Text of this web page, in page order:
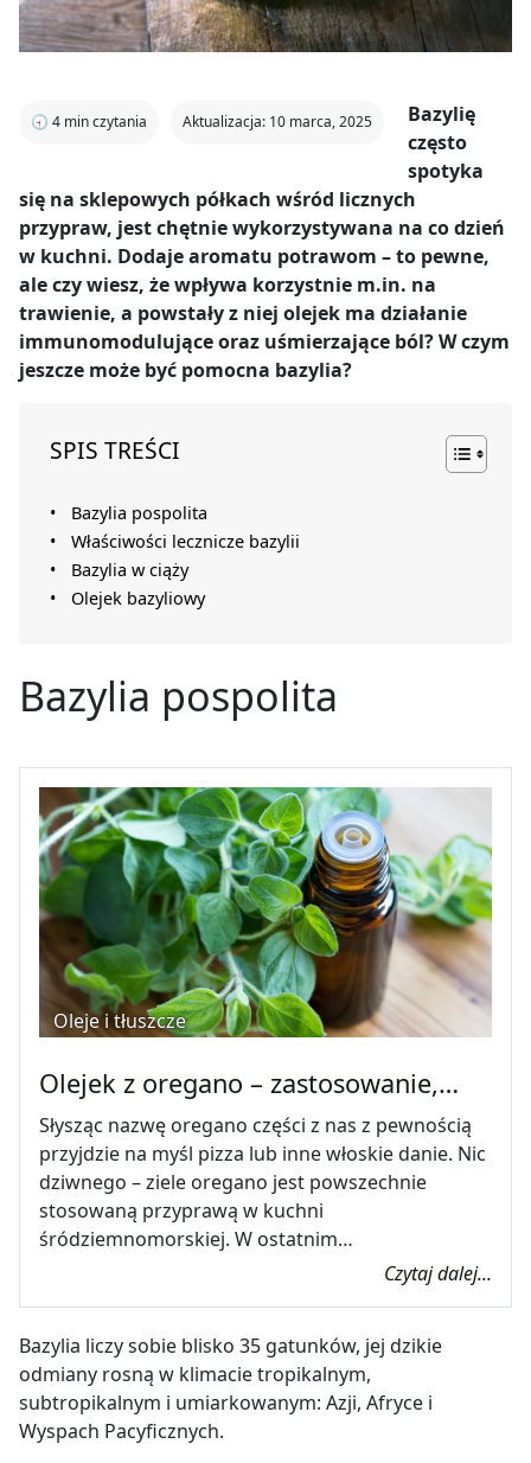
🕣 4 min czytania Aktualizacja: 10 marca, 2025
Bazylię
często
spotyka
się na sklepowych półkach wśród licznych
przypraw, jest chętnie wykorzystywana na co dzień
w kuchni. Dodaje aromatu potrawom – to pewne,
ale czy wiesz, że wpływa korzystnie m.in. na
trawienie, a powstały z niej olejek ma działanie
immunomodulujące oraz uśmierzające ból? W czym
jeszcze może być pomocna bazylia?
SPIS TREŚCI
Bazylia pospolita
Właściwości lecznicze bazylii
Bazylia w ciąży
Olejek bazyliowy
Bazylia pospolita
Oleje i tłuszcze
Olejek z oregano – zastosowanie,…
Słysząc nazwę oregano części z nas z pewnością
przyjdzie na myśl pizza lub inne włoskie danie. Nic
dziwnego – ziele oregano jest powszechnie
stosowaną przyprawą w kuchni
śródziemnomorskiej. W ostatnim…
Czytaj dalej...
Bazylia liczy sobie blisko 35 gatunków, jej dzikie
odmiany rosną w klimacie tropikalnym,
subtropikalnym i umiarkowanym: Azji, Afryce i
Wyspach Pacyficznych.